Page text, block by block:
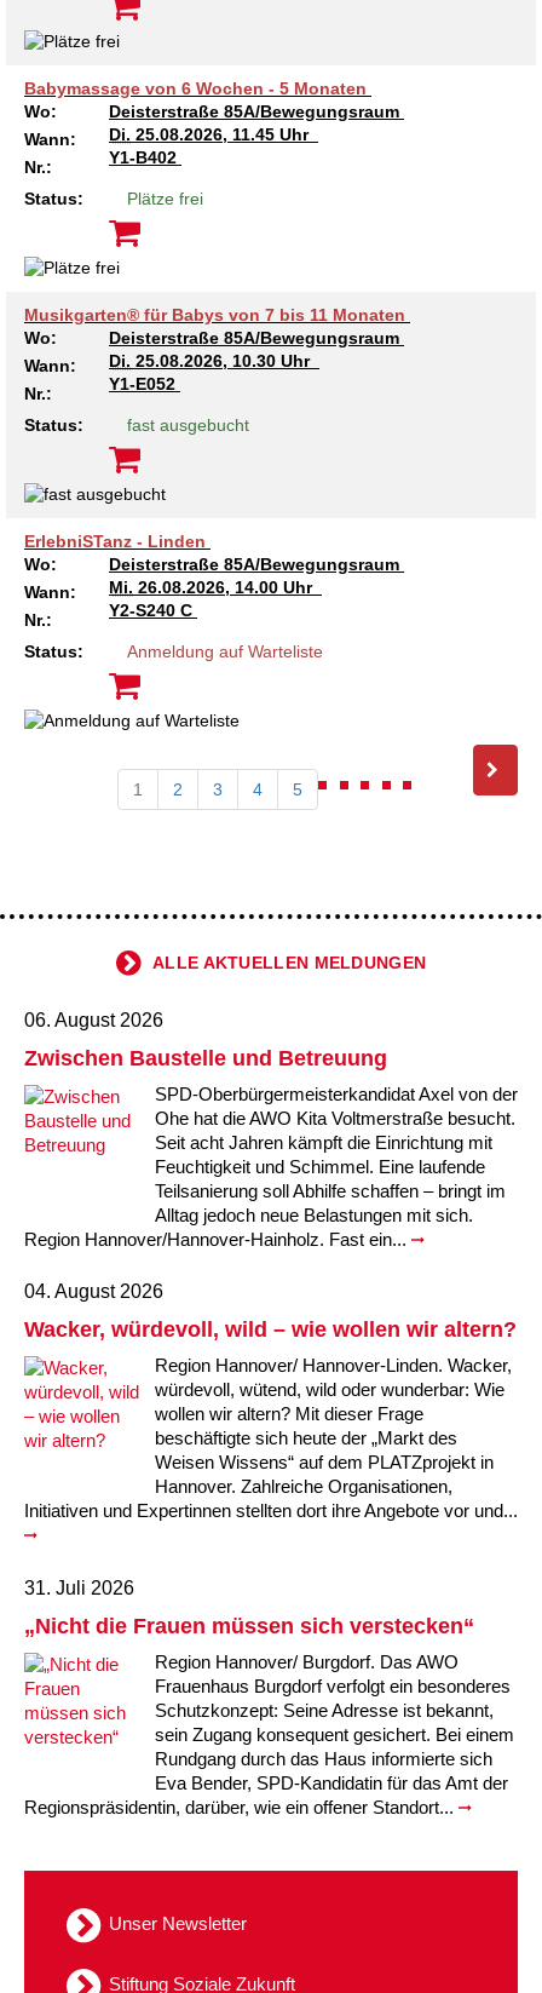
Babymassage von 6 Wochen - 5 Monaten
Wo:
Deisterstraße 85A/Bewegungsraum
Wann:
Di. 25.08.2026, 11.45 Uhr
Nr.:
Y1-B402
Status: Plätze frei
Musikgarten® für Babys von 7 bis 11 Monaten
Wo:
Deisterstraße 85A/Bewegungsraum
Wann:
Di. 25.08.2026, 10.30 Uhr
Nr.:
Y1-E052
Status: fast ausgebucht
ErlebniSTanz - Linden
Wo:
Deisterstraße 85A/Bewegungsraum
Wann:
Mi. 26.08.2026, 14.00 Uhr
Nr.:
Y2-S240 C
Status: Anmeldung auf Warteliste
1 2 3 4 5
ALLE AKTUELLEN MELDUNGEN
06. August 2026
Zwischen Baustelle und Betreuung
SPD-Oberbürgermeisterkandidat Axel von der
Ohe hat die AWO Kita Voltmerstraße besucht.
Seit acht Jahren kämpft die Einrichtung mit
Feuchtigkeit und Schimmel. Eine laufende
Teilsanierung soll Abhilfe schaffen – bringt im
Alltag jedoch neue Belastungen mit sich.
Region Hannover/Hannover-Hainholz. Fast ein...
04. August 2026
Wacker, würdevoll, wild – wie wollen wir altern?
Region Hannover/ Hannover-Linden. Wacker,
würdevoll, wütend, wild oder wunderbar: Wie
wollen wir altern? Mit dieser Frage
beschäftigte sich heute der „Markt des
Weisen Wissens“ auf dem PLATZprojekt in
Hannover. Zahlreiche Organisationen,
Initiativen und Expertinnen stellten dort ihre Angebote vor und...
31. Juli 2026
„Nicht die Frauen müssen sich verstecken“
Region Hannover/ Burgdorf. Das AWO
Frauenhaus Burgdorf verfolgt ein besonderes
Schutzkonzept: Seine Adresse ist bekannt,
sein Zugang konsequent gesichert. Bei einem
Rundgang durch das Haus informierte sich
Eva Bender, SPD-Kandidatin für das Amt der
Regionspräsidentin, darüber, wie ein offener Standort...
Unser Newsletter
Stiftung Soziale Zukunft